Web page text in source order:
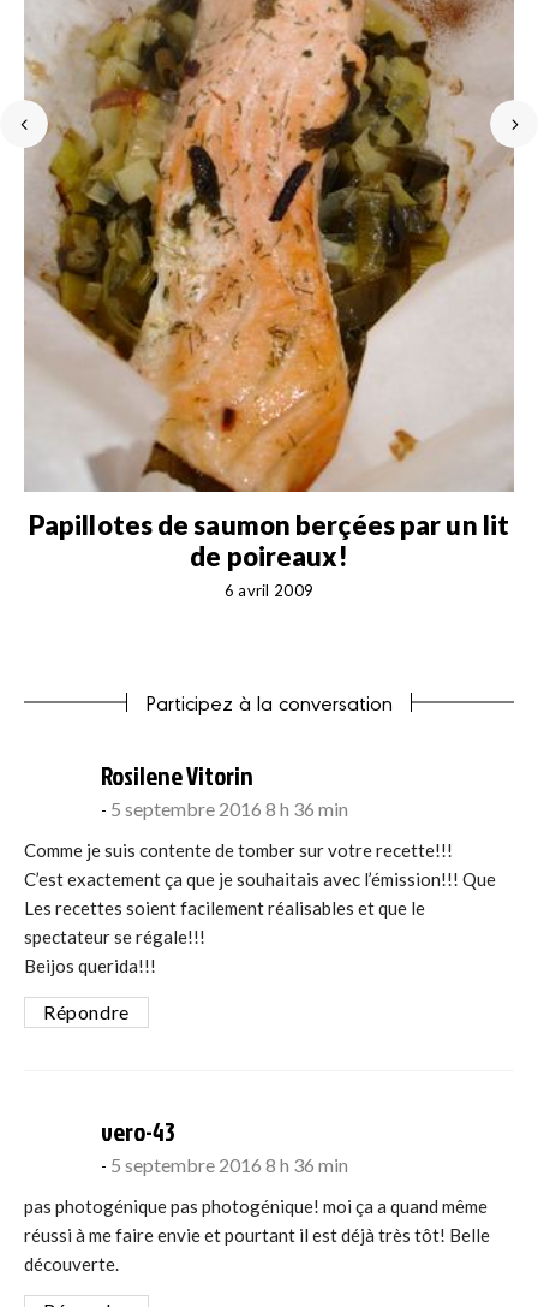
Papillotes de saumon berçées par un lit
de poireaux!
6 avril 2009
Participez à la conversation
Rosilene Vitorin
5 septembre 2016 8 h 36 min
Comme je suis contente de tomber sur votre recette!!!
C’est exactement ça que je souhaitais avec l’émission!!! Que
Les recettes soient facilement réalisables et que le
spectateur se régale!!!
Beijos querida!!!
Répondre
vero-43
5 septembre 2016 8 h 36 min
pas photogénique pas photogénique! moi ça a quand même
réussi à me faire envie et pourtant il est déjà très tôt! Belle
découverte.